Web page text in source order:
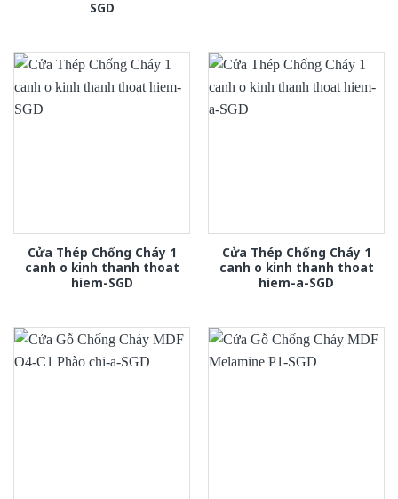
SGD
Cửa Thép Chống Cháy 1
canh o kinh thanh thoat
hiem-SGD
Cửa Thép Chống Cháy 1
canh o kinh thanh thoat
hiem-a-SGD